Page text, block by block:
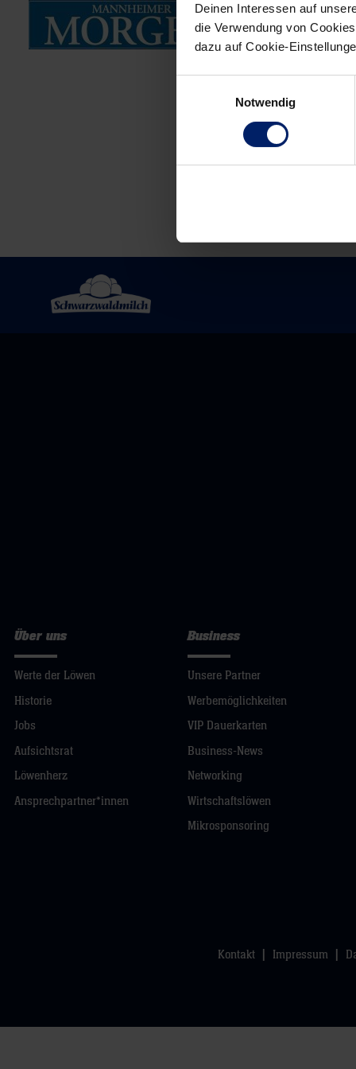
Deinen Interessen auf
die Verwendung von
dazu auf Cookie-
Notwendig
30.06.2010
Über uns
Werte der Löwen
Historie
Jobs
Aufsichtsrat
Löwenherz
Ansprechpartner*innen
Business
Unsere Partner
Werbemöglichkeiten
VIP Dauerkarten
Business-News
Networking
Wirtschaftslöwen
Mikrosponsoring
Kontakt Impressum